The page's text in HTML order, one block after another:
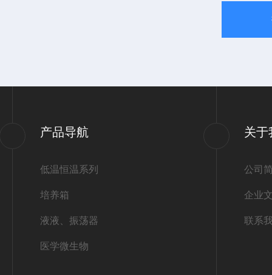
产品导航
低温恒温系列
培养箱
液液、振荡器
医学微生物
关于
公司
企业
联系